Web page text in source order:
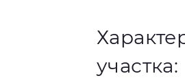
участка: